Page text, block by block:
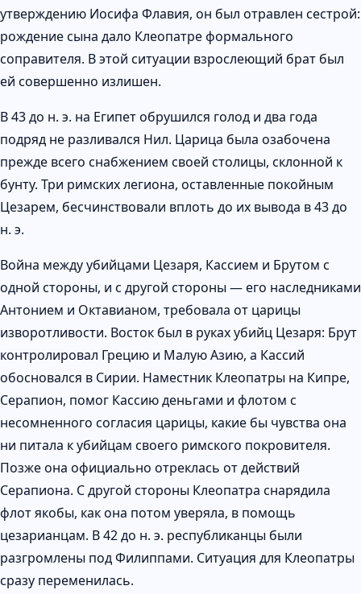
утверждению Иосифа Флавия, он был отравлен сестрой:
рождение сына дало Клеопатре формального
соправителя. В этой ситуации взрослеющий брат был
ей совершенно излишен.
В 43 до н. э. на Египет обрушился голод и два года
подряд не разливался Нил. Царица была озабочена
прежде всего снабжением своей столицы, склонной к
бунту. Три римских легиона, оставленные покойным
Цезарем, бесчинствовали вплоть до их вывода в 43 до
н. э.
Война между убийцами Цезаря, Кассием и Брутом с
одной стороны, и с другой стороны — его наследниками
Антонием и Октавианом, требовала от царицы
изворотливости. Восток был в руках убийц Цезаря: Брут
контролировал Грецию и Малую Азию, а Кассий
обосновался в Сирии. Наместник Клеопатры на Кипре,
Серапион, помог Кассию деньгами и флотом с
несомненного согласия царицы, какие бы чувства она
ни питала к убийцам своего римского покровителя.
Позже она официально отреклась от действий
Серапиона. С другой стороны Клеопатра снарядила
флот якобы, как она потом уверяла, в помощь
цезарианцам. В 42 до н. э. республиканцы были
разгромлены под Филиппами. Ситуация для Клеопатры
сразу переменилась.